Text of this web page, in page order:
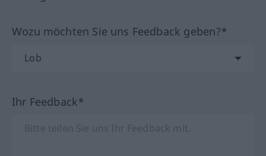
Wozu möchten Sie uns Feedback geben?*
Ihr Feedback*